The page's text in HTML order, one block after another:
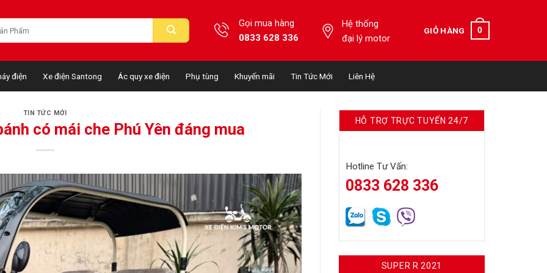
Gọi mua hàng
0833 628 336
Hệ thống
đại lý motor
GIỎ HÀNG 0
điện Xe điện Santong Ác quy xe điện Phụ tùng Khuyến mãi Tin Tức Mới Liên Hệ
TIN TỨC MỚI
có mái che Phú Yên đáng mua HỖ TRỢ TRỰC TUYẾN 24/7
Hotline Tư Vấn:
0833 628 336
SUPER R 2021